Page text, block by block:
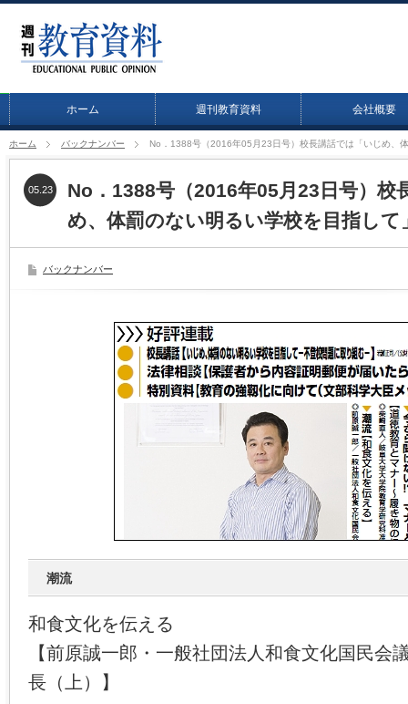
ホーム 週刊教育資料 会社概要
ホーム バックナンバー No．1388号（2016年05月23日号）校長講話では「いじめ、
No．1388号（2016年05月23日号）校
め、体罰のない明るい学校を目指して
05.23
バックナンバー
潮流
和食文化を伝える
【前原誠一郎・一般社団法人和食文化国民会
長（上）】